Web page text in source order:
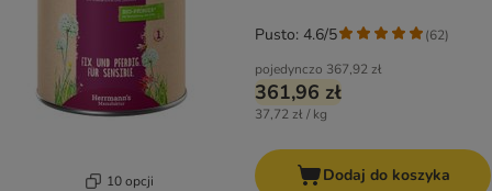
10 opcji
pojedynczo 367,92 zł
361,96 zł
37,72 zł / kg
Pusto: 4.6/5 (62)
Dodaj do koszyka